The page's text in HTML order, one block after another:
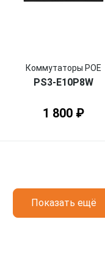
Коммутаторы POE
PS3-E10P8W
1 800 ₽
Показать ещё